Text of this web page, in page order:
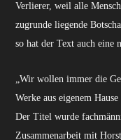
Verlierer, weil alle
zugrunde liegende
so hat der Text auch eine
„Wir wollen immer die
Werke aus eigenem
Der Titel wurde
Zusammenarbeit mit